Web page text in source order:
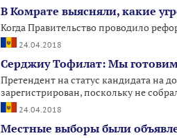
В Комрате выясняли, какие
Когда Правительство проводило
24.04.2018
Серджиу Тофилат: Мы
Претендент на статус кандидата на
зарегистрирован, поскольку не
24.04.2018
Местные выборы были